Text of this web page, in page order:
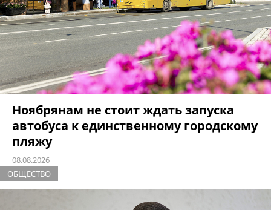
Ноябрянам не стоит ждать запуска
автобуса к единственному городскому
пляжу
08.08.2026
ОБЩЕСТВО